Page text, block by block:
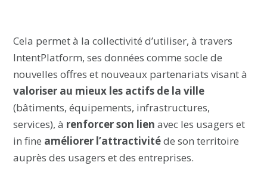
Cela permet à la collectivité d’utiliser, à travers
IntentPlatform, ses données comme socle de
nouvelles offres et nouveaux partenariats visant à
valoriser au mieux les actifs de la ville
(bâtiments, équipements, infrastructures,
services), à renforcer son lienavec les usagers et
in fine améliorer l’attractivitéde son territoire
auprès des usagers et des entreprises.